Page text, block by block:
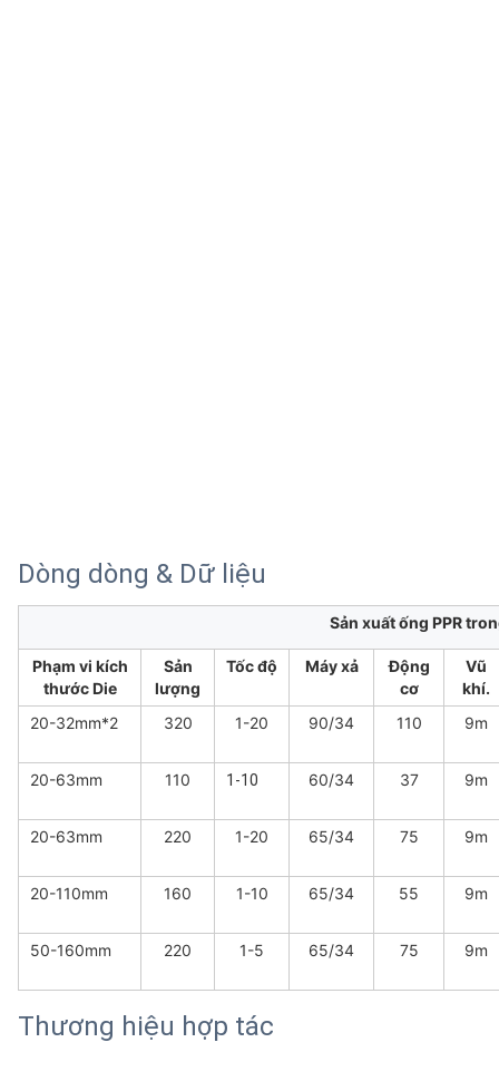
Dòng dòng & Dữ liệu
Sản xuất ống PPR
Phạm vi kích
thước Die
Sản
lượng
Tốc độ Máy xả
Động
cơ
Vũ
khí.
20-32mm*2
320 1-20 90/34 110 9m
20-63mm 110 1-10 60/34 37 9m
20-63mm 220 1-20 65/34 75 9m
20-110mm 160 1-10 65/34 55 9m
50-160mm 220 1-5 65/34 75 9m
Thương hiệu hợp tác